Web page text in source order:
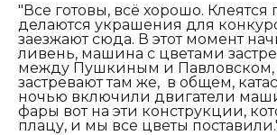
"Все готовы, всё хорошо. Клеятся
делаются украшения для
заезжают сюда. В этот момент
ливень, машина с цветами
между Пушкиным и Павловском,
застревают там же, в общем,
ночью включили двигатели
фары вот на эти конструкции,
плацу, и мы все цветы